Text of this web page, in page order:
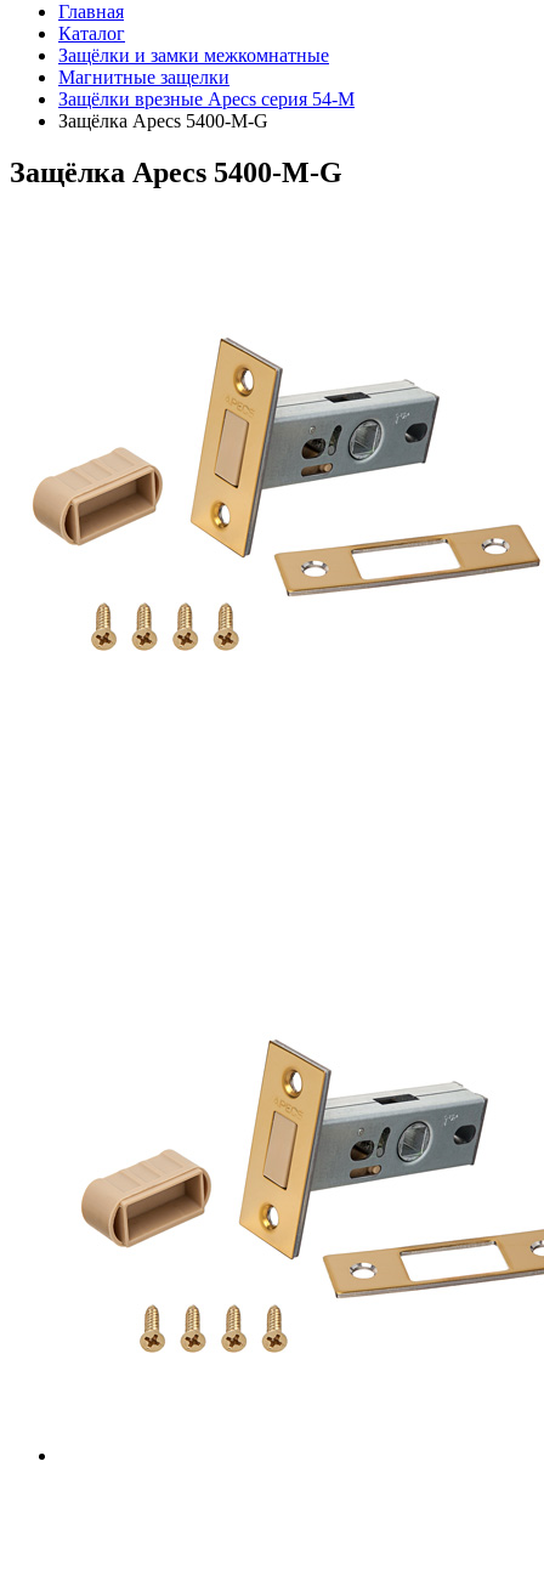
Главная
Каталог
Защёлки и замки межкомнатные
Магнитные защелки
Защёлки врезные Apecs серия 54-М
Защёлка Apecs 5400-M-G
Защёлка Apecs 5400-M-G